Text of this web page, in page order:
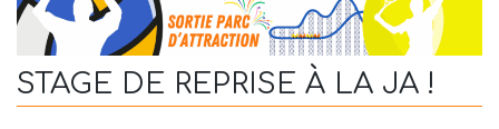
STAGE DE REPRISE À LA JA !